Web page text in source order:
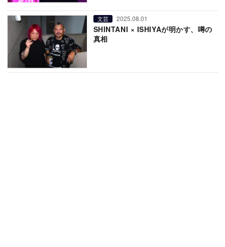
文芸 2025.08.01
SHINTANI × ISHIYAが明かす、噂の
真相